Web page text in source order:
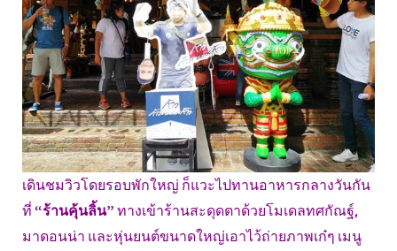
เดินชมวิวโดยรอบพักใหญ่ ก็แวะไปทานอาหารกลางวันกัน
ที่ “ร้านคุ้นลิ้น” ทางเข้าร้านสะดุดตาด้วยโมเดลทศกัณฐ์,
มาดอนน่า และหุ่นยนต์ขนาดใหญ่เอาไว้ถ่ายภาพเก๋ๆ เมนู